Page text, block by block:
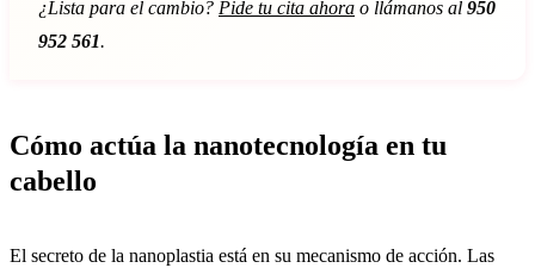
¿Lista para el cambio? Pide tu cita ahora o llámanos al 950
952 561.
Cómo actúa la nanotecnología en tu
cabello
El secreto de la nanoplastia está en su mecanismo de acción. Las